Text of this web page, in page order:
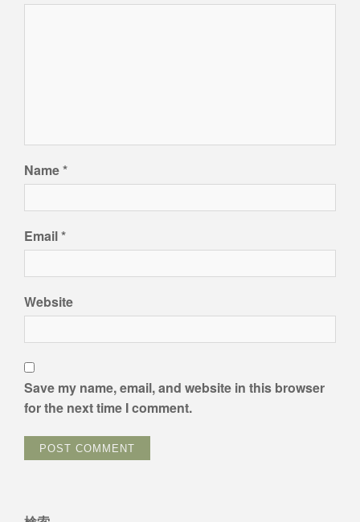
Name*
Email*
Website
Save my name, email, and website in this browser
for the next time I comment.